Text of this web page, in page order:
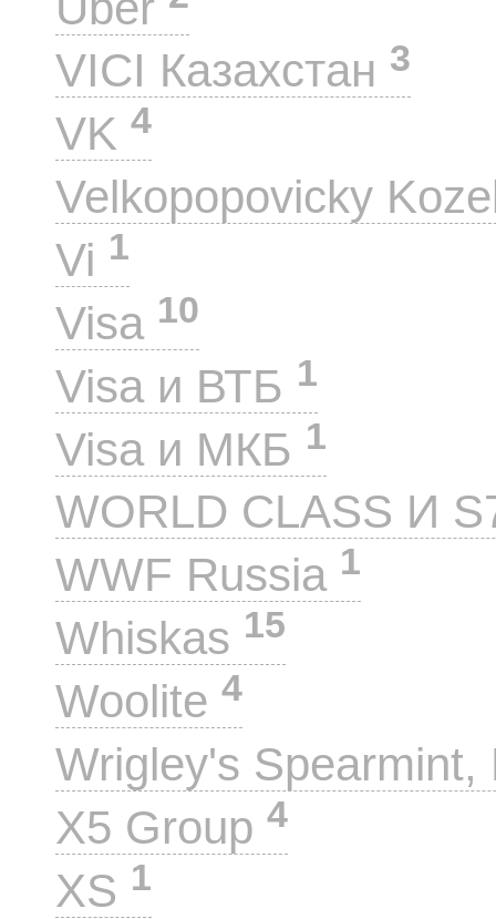
VICI Казахстан 3
VK 4
Velkopopovicky
Vi 1
Visa 10
Visa и ВТБ 1
Visa и МКБ 1
WORLD CLASS И
WWF Russia 1
Whiskas 15
Woolite 4
Wrigley's
X5 Group 4
XS 1